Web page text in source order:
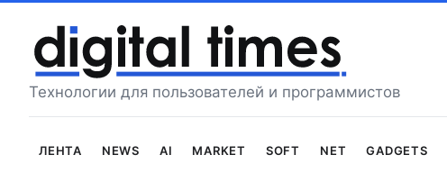
содержимому
Технологии для пользователей и программистов
Лента News AI Market Soft Net Gadgets